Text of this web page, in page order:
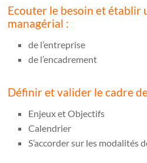
Ecouter le besoin et établir
managérial :
de l’entreprise
de l’encadrement
Définir et valider le cadre
Enjeux et Objectifs
Calendrier
S’accorder sur les modalités